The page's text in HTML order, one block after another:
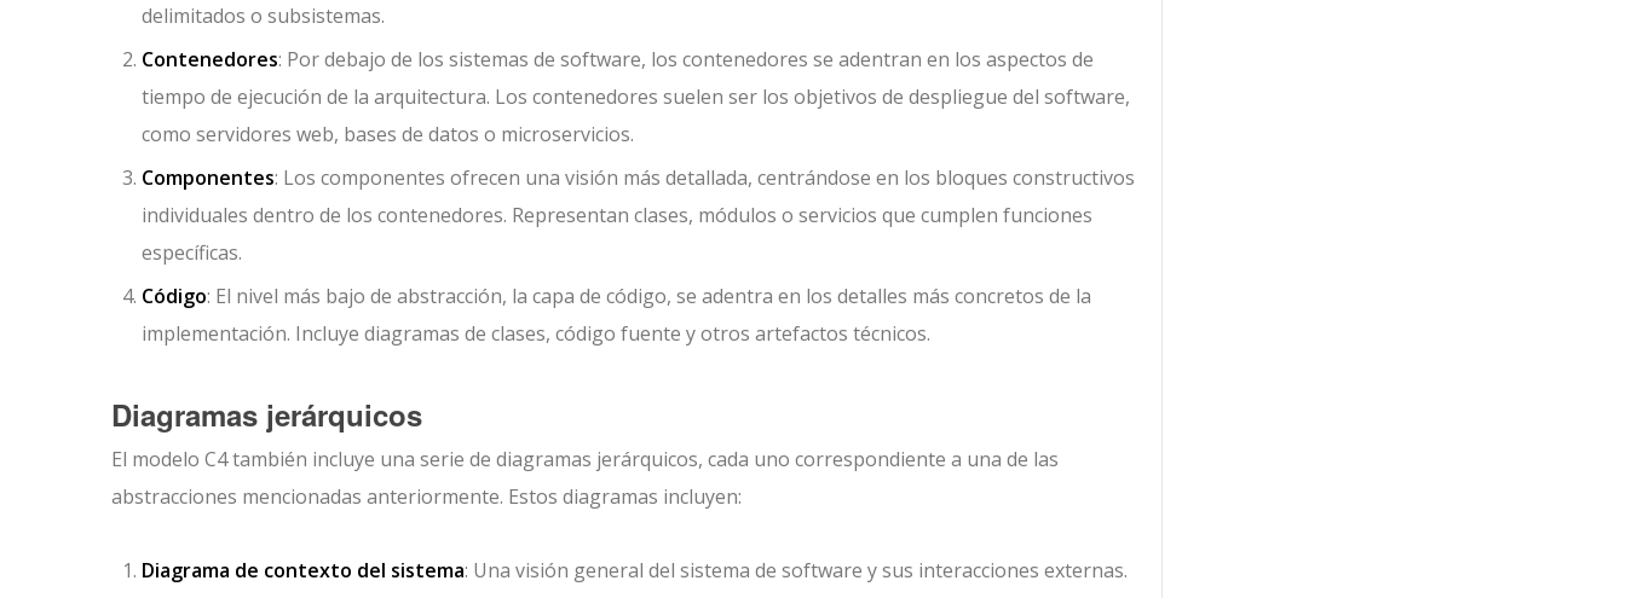
delimitados o subsistemas.
Contenedores: Por debajo de los sistemas de software, los contenedores se adentran en los aspectos de
tiempo de ejecución de la arquitectura. Los contenedores suelen ser los objetivos de despliegue del software,
como servidores web, bases de datos o microservicios.
Componentes: Los componentes ofrecen una visión más detallada, centrándose en los bloques constructivos
individuales dentro de los contenedores. Representan clases, módulos o servicios que cumplen funciones
específicas.
Código: El nivel más bajo de abstracción, la capa de código, se adentra en los detalles más concretos de la
implementación. Incluye diagramas de clases, código fuente y otros artefactos técnicos.
Diagramas jerárquicos
El modelo C4 también incluye una serie de diagramas jerárquicos, cada uno correspondiente a una de las
abstracciones mencionadas anteriormente. Estos diagramas incluyen:
Diagrama de contexto del sistema: Una visión general del sistema de software y sus interacciones externas.